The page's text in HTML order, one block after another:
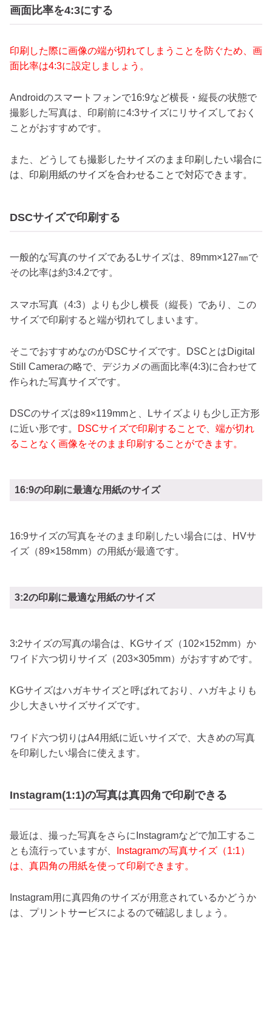
画面比率を4:3にする
印刷した際に画像の端が切れてしまうことを防ぐため、画
面比率は4:3に設定しましょう。
Androidのスマートフォンで16:9など横長・縦長の状態で
撮影した写真は、印刷前に4:3サイズにリサイズしておく
ことがおすすめです。
また、どうしても撮影したサイズのまま印刷したい場合に
は、印刷用紙のサイズを合わせることで対応できます。
DSCサイズで印刷する
一般的な写真のサイズであるLサイズは、89mm×127㎜で
その比率は約3:4.2です。
スマホ写真（4:3）よりも少し横長（縦長）であり、この
サイズで印刷すると端が切れてしまいます。
そこでおすすめなのがDSCサイズです。DSCとはDigital
Still Cameraの略で、デジカメの画面比率(4:3)に合わせて
作られた写真サイズです。
DSCのサイズは89×119mmと、Lサイズよりも少し正方形
に近い形です。
DSCサイズで印刷することで、端が切れ
ることなく画像をそのまま印刷することができます。
16:9の印刷に最適な用紙のサイズ
16:9サイズの写真をそのまま印刷したい場合には、HVサ
イズ（89×158mm）の用紙が最適です。
3:2の印刷に最適な用紙のサイズ
3:2サイズの写真の場合は、KGサイズ（102×152mm）か
ワイド六つ切りサイズ（203×305mm）がおすすめです。
KGサイズはハガキサイズと呼ばれており、ハガキよりも
少し大きいサイズサイズです。
ワイド六つ切りはA4用紙に近いサイズで、大きめの写真
を印刷したい場合に使えます。
Instagram(1:1)の写真は真四角で印刷できる
最近は、撮った写真をさらにInstagramなどで加工するこ
とも流行っていますが、
Instagramの写真サイズ（1:1）
は、真四角の用紙を使って印刷できます。
Instagram用に真四角のサイズが用意されているかどうか
は、プリントサービスによるので確認しましょう。